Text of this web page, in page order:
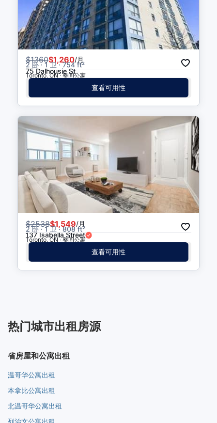
$1360$1,260/月
2 卧 · 1 卫 · 754 ft²
75 Dalhousie St
Toronto, ON · 整间公寓
查看可用性
$2538$1,549/月
2 卧 · 1 卫 · 808 ft²
137 Isabella Street
Toronto, ON · 整间公寓
查看可用性
热门城市出租房源
省房屋和公寓出租
温哥华公寓出租
本拿比公寓出租
北温哥华公寓出租